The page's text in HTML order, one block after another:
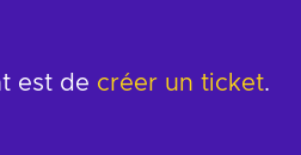
est de créer un ticket.